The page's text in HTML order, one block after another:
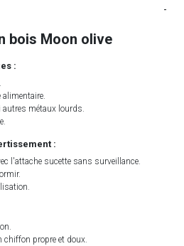
-
bois Moon olive
:
alimentaire.
autres métaux lourds.
:
l'attache sucette sans surveillance.
chiffon propre et doux.